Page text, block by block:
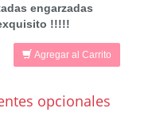
engarzadas
!!!!!
Agregar al Carrito
opcionales